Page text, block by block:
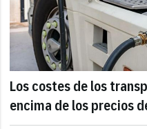
Los costes de los
encima de los precios